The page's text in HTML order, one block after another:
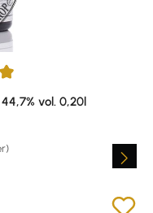
von 5 Sternen
vol. 0,20l